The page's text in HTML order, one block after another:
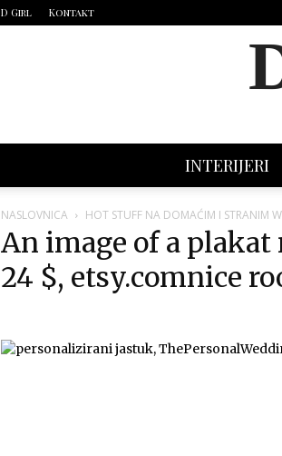
D Girl Kontakt
INTERIJERI
NASLOVNICA HOT STUFF NA DOMAĆIM I STRANIM
An image of a
24 $, etsy.comnice